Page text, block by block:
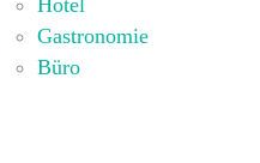
Hotel
Gastronomie
Büro